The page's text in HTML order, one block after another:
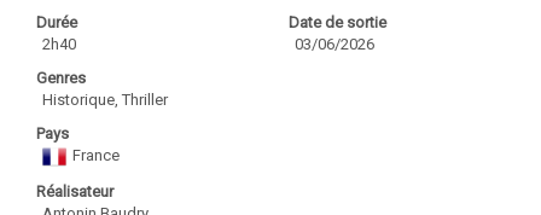
Durée
2h40
Date de sortie
03/06/2026
Genres
Historique, Thriller
Pays
France
Réalisateur